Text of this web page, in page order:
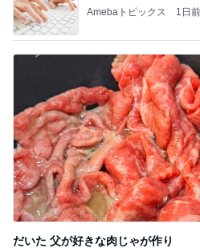
Amebaトピックス 1日前
だいた 父が好きな肉じゃが作り